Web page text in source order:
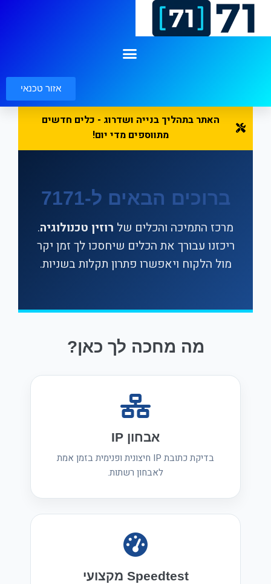
לתוכן
אזור טכנאי
האתר בתהליך בנייה ושדרוג - כלים חדשים
מתווספים מדי יום!
ברוכים הבאים ל-7171
מרכז התמיכה והכלים של רוזין טכנולוגיה.
ריכזנו עבורך את הכלים שיחסכו לך זמן יקר
מול הלקוח ויאפשרו פתרון תקלות בשניות.
מה מחכה לך כאן?
אבחון IP
בדיקת כתובת IP חיצונית ופנימית בזמן אמת
לאבחון רשתות.
Speedtest מקצועי